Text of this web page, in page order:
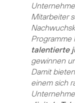
Mitarbeiter
talentierte
gewinnen
Damit
einem sich